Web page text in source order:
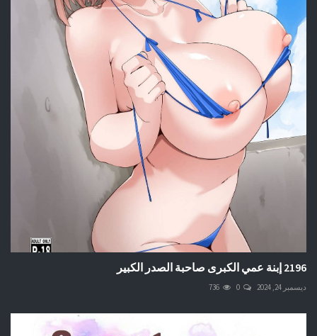
2196 إبنة عمي الكبرى صاحبة الصدر الكبير
ديسمبر 24, 2024 0
736